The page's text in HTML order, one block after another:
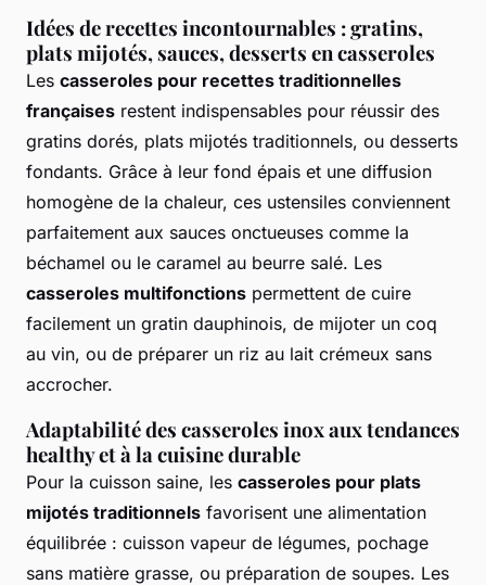
Idées de recettes incontournables : gratins,
plats mijotés, sauces, desserts en casseroles
Les casseroles pour recettes traditionnelles
françaises restent indispensables pour réussir des
gratins dorés, plats mijotés traditionnels, ou desserts
fondants. Grâce à leur fond épais et une diffusion
homogène de la chaleur, ces ustensiles conviennent
parfaitement aux sauces onctueuses comme la
béchamel ou le caramel au beurre salé. Les
casseroles multifonctions permettent de cuire
facilement un gratin dauphinois, de mijoter un coq
au vin, ou de préparer un riz au lait crémeux sans
accrocher.
Adaptabilité des casseroles inox aux tendances
healthy et à la cuisine durable
Pour la cuisson saine, les casseroles pour plats
mijotés traditionnels favorisent une alimentation
équilibrée : cuisson vapeur de légumes, pochage
sans matière grasse, ou préparation de soupes. Les